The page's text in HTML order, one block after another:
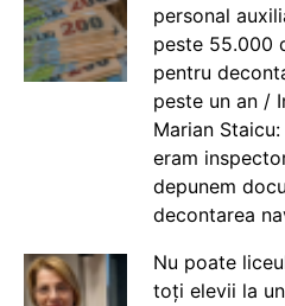
personal
peste 55.000
pentru
peste un an /
Marian
eram
depunem
decontarea
Nu poate
toți elevii la